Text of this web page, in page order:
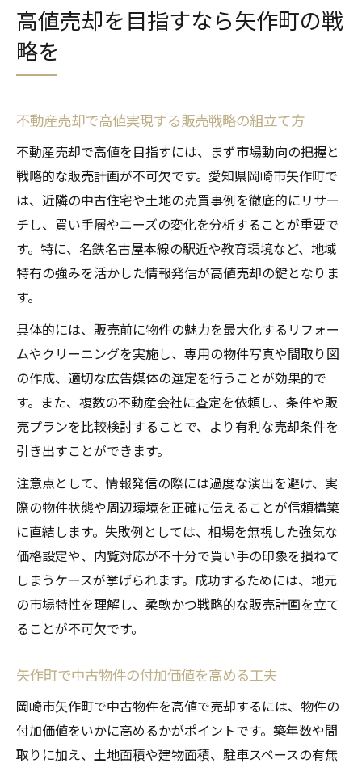
高値売却を目指すなら矢作町の戦
略を
不動産売却で高値実現する販売戦略の組立て方
不動産売却で高値を目指すには、まず市場動向の把握と
戦略的な販売計画が不可欠です。愛知県岡崎市矢作町で
は、近隣の中古住宅や土地の売買事例を徹底的にリサー
チし、買い手層やニーズの変化を分析することが重要で
す。特に、名鉄名古屋本線の駅近や教育環境など、地域
特有の強みを活かした情報発信が高値売却の鍵となりま
す。
具体的には、販売前に物件の魅力を最大化するリフォー
ムやクリーニングを実施し、専用の物件写真や間取り図
の作成、適切な広告媒体の選定を行うことが効果的で
す。また、複数の不動産会社に査定を依頼し、条件や販
売プランを比較検討することで、より有利な売却条件を
引き出すことができます。
注意点として、情報発信の際には過度な演出を避け、実
際の物件状態や周辺環境を正確に伝えることが信頼構築
に直結します。失敗例としては、相場を無視した強気な
価格設定や、内覧対応が不十分で買い手の印象を損ねて
しまうケースが挙げられます。成功するためには、地元
の市場特性を理解し、柔軟かつ戦略的な販売計画を立て
ることが不可欠です。
矢作町で中古物件の付加価値を高める工夫
岡崎市矢作町で中古物件を高値で売却するには、物件の
付加価値をいかに高めるかがポイントです。築年数や間
取りに加え、土地面積や建物面積、駐車スペースの有無